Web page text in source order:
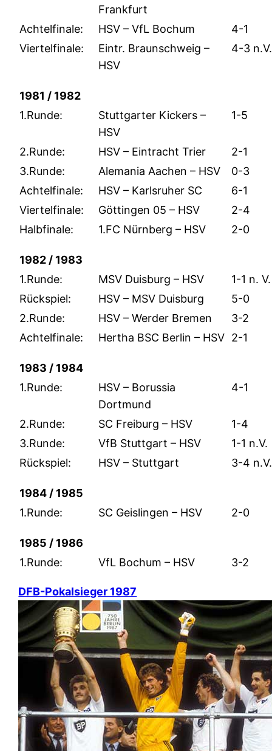
Frankfurt
Achtelfinale: HSV – VfL Bochum
4-1
Viertelfinale:
Eintr. Braunschweig –
HSV
4-3 n.V.
1981 / 1982
1.Runde:
Stuttgarter Kickers –
HSV
1-5
2.Runde: HSV – Eintracht Trier
2-1
3.Runde:
Alemania Aachen – HSV
0-3
Achtelfinale:
HSV – Karlsruher SC
6-1
Viertelfinale:
Göttingen 05 – HSV
2-4
Halbfinale:
1.FC Nürnberg – HSV 2-0
1982 / 1983
1.Runde:
MSV Duisburg – HSV
1-1 n. V.
Rückspiel:
HSV – MSV Duisburg
5-0
2.Runde:
HSV – Werder Bremen
3-2
Achtelfinale:
Hertha BSC Berlin – HSV 2-1
1983 / 1984
1.Runde:
HSV – Borussia
Dortmund
4-1
2.Runde: SC Freiburg – HSV
1-4
3.Runde:
VfB Stuttgart – HSV
1-1 n.V.
Rückspiel:
HSV – Stuttgart 3-4 n.V.
1984 / 1985
1.Runde:
SC Geislingen – HSV 2-0
1985 / 1986
1.Runde:
VfL Bochum – HSV 3-2
DFB-Pokalsieger 1987